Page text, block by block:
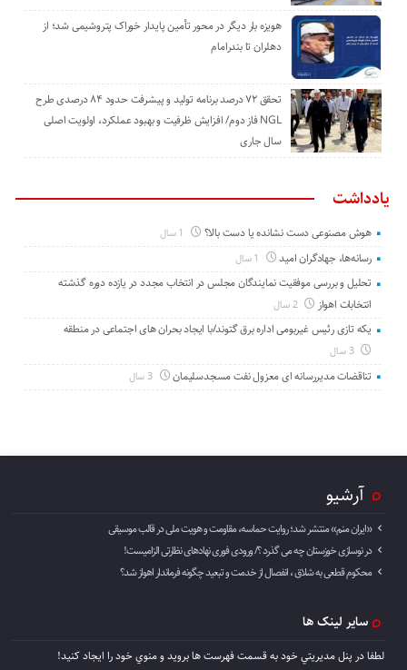
هویزه بار دیگر در محور تأمین پایدار خوراک پتروشیمی شد؛ از
دهلران تا بندرامام
تحقق ۷۲ درصد برنامه تولید و پیشرفت حدود ۸۴ درصدی طرح
NGL فاز دوم/ افزایش ظرفیت و بهبود عملکرد، اولویت اصلی
سال جاری
یادداشت
هوش مصنوعی دست نشانده یا دست بالا؟
رسانه‌ها، جهادگران امید
تحلیل و بررسی موفقیت نمایندگان مجلس در انتخاب مجدد در یازده دوره گذشته
انتخابات اهواز
2 سال
یکه تازی رئیس غیربومی اداره برق گتوند/با ایجاد بحران های اجتماعی در منطقه
3 سال
تناقضات مدیررسانه ای معزول نفت مسجدسلیمان 3 سال
آرشیو
«ایران منم» منتشر شد؛ روایت حماسه، مقاومت و هویت ملی در قالب موسیقی
در نوسازی خوزستان چه می گذرد ؟/ ورودی فوری نهادهای نظارتی الزامیست!
محکوم قطعی به شلاق ، انفصال از خدمت و تبعید چگونه فرماندار اهواز شد؟
سایر لینک ها
لطفا در پنل مديريتي خود به قسمت فهرست ها برويد و منوي خود را ايجاد كنيد!